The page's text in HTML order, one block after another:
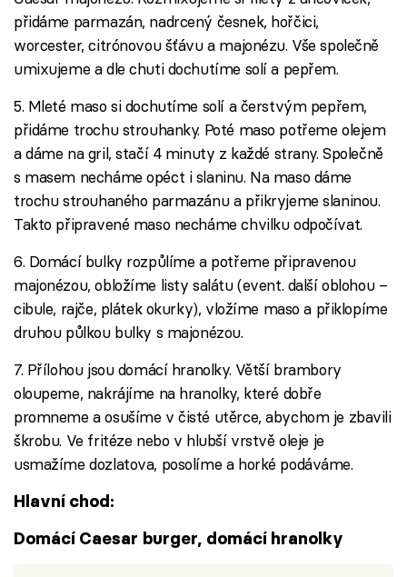
přidáme parmazán, nadrcený česnek, hořčici,
worcester, citrónovou šťávu a majonézu. Vše společně
umixujeme a dle chuti dochutíme solí a pepřem.
5. Mleté maso si dochutíme solí a čerstvým pepřem,
přidáme trochu strouhanky. Poté maso potřeme olejem
a dáme na gril, stačí 4 minuty z každé strany. Společně
s masem necháme opéct i slaninu. Na maso dáme
trochu strouhaného parmazánu a přikryjeme slaninou.
Takto připravené maso necháme chvilku odpočívat.
6. Domácí bulky rozpůlíme a potřeme připravenou
majonézou, obložíme listy salátu (event. další oblohou –
cibule, rajče, plátek okurky), vložíme maso a přiklopíme
druhou půlkou bulky s majonézou.
7. Přílohou jsou domácí hranolky. Větší brambory
oloupeme, nakrájíme na hranolky, které dobře
promneme a osušíme v čisté utěrce, abychom je zbavili
škrobu. Ve fritéze nebo v hlubší vrstvě oleje je
usmažíme dozlatova, posolíme a horké podáváme.
Hlavní chod:
Domácí Caesar burger, domácí hranolky